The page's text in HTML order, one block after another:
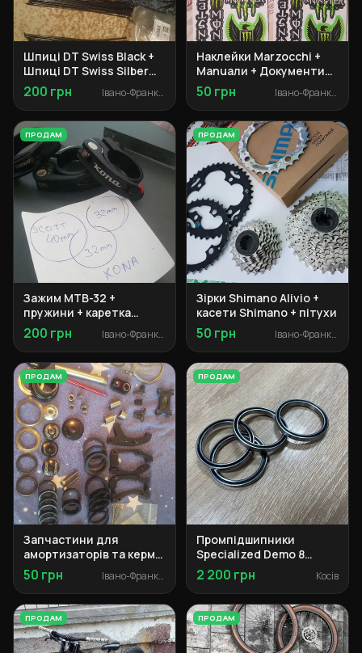
Шпиці DT Swiss Black +
Шпиці DT Swiss Silber
Champion 2.0 + ніпельки
200 грн Івано-Франківськ
Наклейки Marzocchi +
Manuали + Документи
Specialized + Адаптер
Marzocchi + Сальники
Manitou
50 грн Івано-Франківськ
ПРОДАМ
Зажим MTB-32 +
пружини + каретка
картридж
200 грн Івано-Франківськ
ПРОДАМ
Зірки Shimano Alivio +
касети Shimano + пітухи
50 грн Івано-Франківськ
ПРОДАМ
Запчастини для
амортизаторів та кермо
(башингі, рульова,
кільця)
50 грн Івано-Франківськ
ПРОДАМ
Промпідшипники
Specialized Demo 8
50×62×6 (2 шт.)
2 200 грн Косів
ПРОДАМ ПРОДАМ